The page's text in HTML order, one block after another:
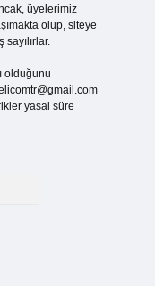
üyelerimiz
olup, siteye
olduğunu
yasal süre